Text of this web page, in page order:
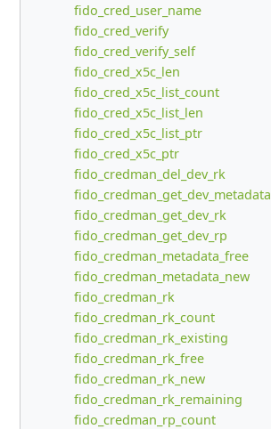
fido_cred_user_name
fido_cred_verify
fido_cred_verify_self
fido_cred_x5c_len
fido_cred_x5c_list_count
fido_cred_x5c_list_len
fido_cred_x5c_list_ptr
fido_cred_x5c_ptr
fido_credman_del_dev_rk
fido_credman_get_dev_metadata
fido_credman_get_dev_rk
fido_credman_get_dev_rp
fido_credman_metadata_free
fido_credman_metadata_new
fido_credman_rk
fido_credman_rk_count
fido_credman_rk_existing
fido_credman_rk_free
fido_credman_rk_new
fido_credman_rk_remaining
fido_credman_rp_count